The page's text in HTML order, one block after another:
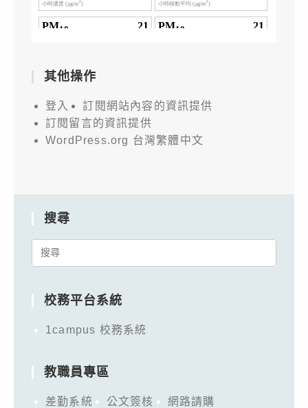
其他操作
登入
訂閱網站內容的資訊提供
訂閱留言的資訊提供
WordPress.org 台灣繁體中文
搜尋
Search
校務平台系統
1campus 校務系統
教職員專區
差勤系統 公文簽核
網路請購